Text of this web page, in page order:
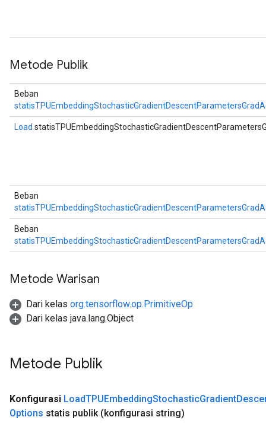
Metode Publik
Beban
Load
Beban
Beban
Metode Warisan
Dari kelas org.tensorflow.op.PrimitiveOp
Dari kelas java.lang.Object
Metode Publik
Konfigurasi LoadTPUEmbeddingStochasticGradient
Options statis publik (konfigurasi string)